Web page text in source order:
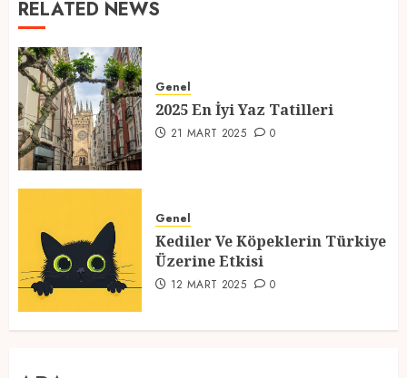
RELATED NEWS
Genel
2025 En İyi Yaz Tatilleri
21 MART 2025 0
Genel
Kediler Ve Köpeklerin Türkiye
Üzerine Etkisi
12 MART 2025 0